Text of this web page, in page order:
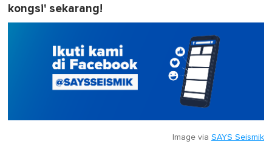
kongsi' sekarang!
Image via SAYS Seismik